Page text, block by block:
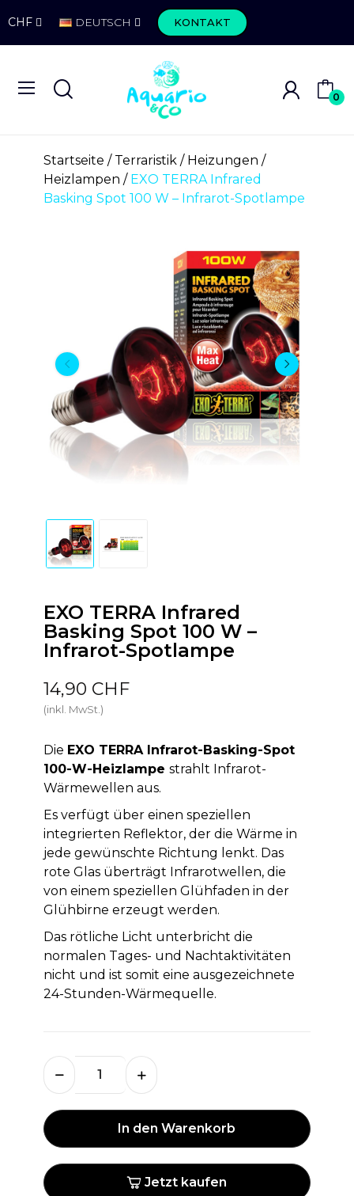
CHF DEUTSCH KONTAKT
0
Startseite Terraristik
Heizungen
Heizlampen
EXO TERRA Infrared
Basking Spot 100 W – Infrarot-Spotlampe
EXO TERRA Infrared
Basking Spot 100 W –
Infrarot-Spotlampe
14,90 CHF
(inkl. MwSt.)
Die EXO TERRA Infrarot-Basking-Spot
100-W-Heizlampe strahlt Infrarot-
Wärmewellen aus.
Es verfügt über einen speziellen
integrierten Reflektor, der die Wärme in
jede gewünschte Richtung lenkt. Das
rote Glas überträgt Infrarotwellen, die
von einem speziellen Glühfaden in der
Glühbirne erzeugt werden.
Das rötliche Licht unterbricht die
normalen Tages- und Nachtaktivitäten
nicht und ist somit eine ausgezeichnete
24-Stunden-Wärmequelle.
In den Warenkorb
Jetzt kaufen